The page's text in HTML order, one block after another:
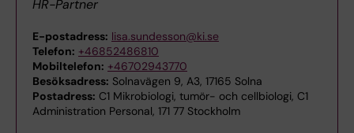
HR-Partner
E-postadress: lisa.sundesson@ki.se
Telefon: +46852486810
Mobiltelefon: +46702943770
Besöksadress: Solnavägen 9, A3, 17165 Solna
Postadress: C1 Mikrobiologi, tumör- och cellbiologi, C1
Administration Personal, 171 77 Stockholm